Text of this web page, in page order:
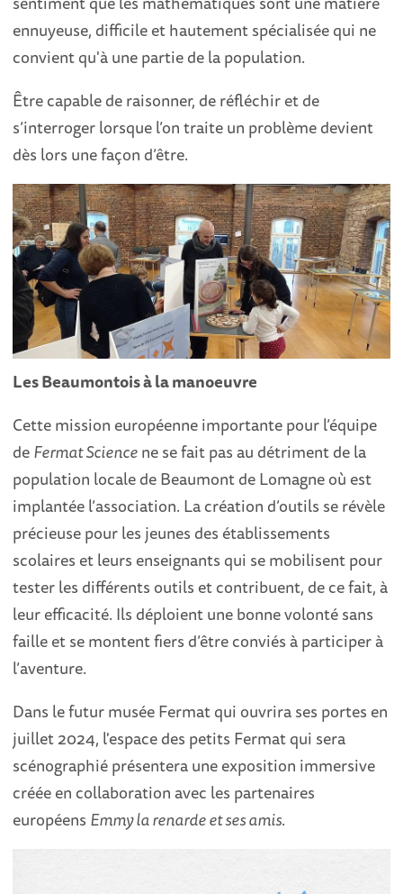
ennuyeuse, difficile et hautement spécialisée qui ne
convient qu'à une partie de la population.
Être capable de raisonner, de réfléchir et de
s’interroger lorsque l’on traite un problème devient
dès lors une façon d’être.
Les Beaumontois à la manoeuvre
Cette mission européenne importante pour l’équipe
deFermat Sciencene se fait pas au détriment de la
population locale de Beaumont de Lomagne où est
implantée l’association. La création d’outils se révèle
précieuse pour les jeunes des établissements
scolaires et leurs enseignants qui se mobilisent pour
tester les différents outils et contribuent, de ce fait, à
leur efficacité. Ils déploient une bonne volonté sans
faille et se montent fiers d’être conviés à participer à
l’aventure.
Dans le futur musée Fermat qui ouvrira ses portes en
juillet 2024, l'espace des petits Fermat qui sera
scénographié présentera une exposition immersive
créée en collaboration avec les partenaires
européens Emmy la renarde et ses amis.